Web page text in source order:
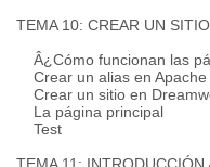
TEMA 10: CREAR UN
Â¿Cómo funcionan las
Crear un alias en Apache
Crear un sitio en
La página principal
Test